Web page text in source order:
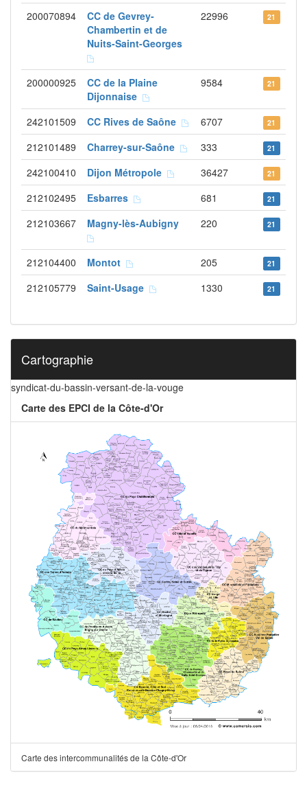
200070894
CC de Gevrey-
Chambertin et de
Nuits-Saint-Georges
22996 21
200000925
CC de la Plaine
Dijonnaise
9584 21
242101509 CC Rives de Saône 6707 21
212101489 Charrey-sur-Saône 333 21
242100410 Dijon Métropole 36427 21
212102495 Esbarres 681 21
212103667 Magny-lès-Aubigny 220 21
212104400 Montot 205 21
212105779 Saint-Usage 1330 21
Cartographie
syndicat-du-bassin-versant-de-la-vouge
Carte des EPCI de la Côte-d'Or
Carte des intercommunalités de la Côte-d'Or